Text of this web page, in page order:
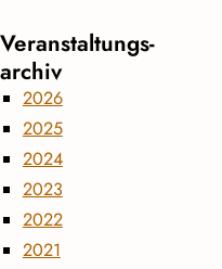
Veranstaltungs­
archiv
2026
2025
2024
2023
2022
2021